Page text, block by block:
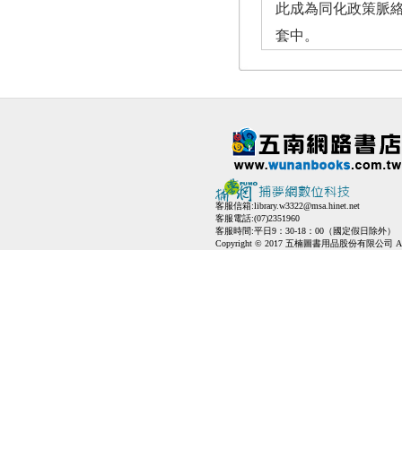
此成為同化政策脈
套中。
客服信箱:library.w3322@msa.hinet.net
客服電話:(07)2351960
客服時間:平日9：30-18：00（國定假日除外）
Copyright © 2017 五楠圖書用品股份有限公司